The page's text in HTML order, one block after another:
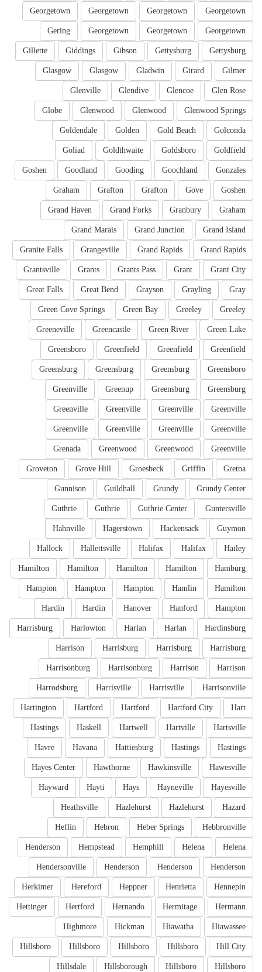
Georgetown
Georgetown
Georgetown
Georgetown
Georgetown
Georgetown
Georgetown
Gering
Gettysburg
Gettysburg
Gibson
Giddings
Gillette
Gilmer
Girard
Gladwin
Glasgow
Glasgow
Glen Rose
Glencoe
Glendive
Glenville
Glenwood Springs
Glenwood
Glenwood
Globe
Golconda
Gold Beach
Golden
Goldendale
Goldfield
Goldsboro
Goldthwaite
Goliad
Gonzales
Goochland
Gooding
Goodland
Goshen
Goshen
Gove
Grafton
Grafton
Graham
Graham
Granbury
Grand Forks
Grand Haven
Grand Island
Grand Junction
Grand Marais
Grand Rapids
Grand Rapids
Grangeville
Granite Falls
Grant City
Grant
Grants Pass
Grants
Grantsville
Gray
Grayling
Grayson
Great Bend
Great Falls
Greeley
Greeley
Green Bay
Green Cove Springs
Green Lake
Green River
Greencastle
Greeneville
Greenfield
Greenfield
Greenfield
Greensboro
Greensboro
Greensburg
Greensburg
Greensburg
Greensburg
Greensburg
Greenup
Greenville
Greenville
Greenville
Greenville
Greenville
Greenville
Greenville
Greenville
Greenville
Greenville
Greenwood
Greenwood
Grenada
Gretna
Griffin
Groesbeck
Grove Hill
Groveton
Grundy Center
Grundy
Guildhall
Gunnison
Guntersville
Guthrie Center
Guthrie
Guthrie
Guymon
Hackensack
Hagerstown
Hahnville
Hailey
Halifax
Halifax
Hallettsville
Hallock
Hamburg
Hamilton
Hamilton
Hamilton
Hamilton
Hamilton
Hamlin
Hampton
Hampton
Hampton
Hampton
Hanford
Hanover
Hardin
Hardin
Hardinsburg
Harlan
Harlan
Harlowton
Harrisburg
Harrisburg
Harrisburg
Harrisburg
Harrison
Harrison
Harrison
Harrisonburg
Harrisonburg
Harrisonville
Harrisville
Harrisville
Harrodsburg
Hart
Hartford City
Hartford
Hartford
Hartington
Hartsville
Hartville
Hartwell
Haskell
Hastings
Hastings
Hastings
Hattiesburg
Havana
Havre
Hawesville
Hawkinsville
Hawthorne
Hayes Center
Hayesville
Hayneville
Hays
Hayti
Hayward
Hazard
Hazlehurst
Hazlehurst
Heathsville
Hebbronville
Heber Springs
Hebron
Heflin
Helena
Helena
Hemphill
Hempstead
Henderson
Henderson
Henderson
Henderson
Hendersonville
Hennepin
Henrietta
Heppner
Hereford
Herkimer
Hermann
Hermitage
Hernando
Hertford
Hettinger
Hiawassee
Hiawatha
Hickman
Highmore
Hill City
Hillsboro
Hillsboro
Hillsboro
Hillsboro
Hillsboro
Hillsboro
Hillsborough
Hillsdale